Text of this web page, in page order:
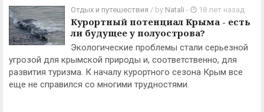
Отдых и путешествия / by Natali - 18 лет назад
Курортный потенциал Крыма - есть
ли будущее у полуострова?
Экологические проблемы стали серьезной
угрозой для крымской природы и, соответственно, для
развития туризма. К началу курортного сезона Крым все
еще не справился со многими трудностями.